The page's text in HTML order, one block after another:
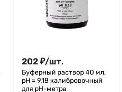
202₽/шт.
Буферный раствор 40 мл,
рН = 9,18 калибровочный
для pH-метра